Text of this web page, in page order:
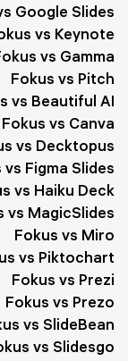
Google Slides
vs Keynote
vs Gamma
Fokus vs Pitch
vs Beautiful AI
Fokus vs Canva
vs Decktopus
vs Figma Slides
vs Haiku Deck
vs MagicSlides
Fokus vs Miro
vs Piktochart
Fokus vs Prezi
Fokus vs Prezo
vs SlideBean
vs Slidesgo